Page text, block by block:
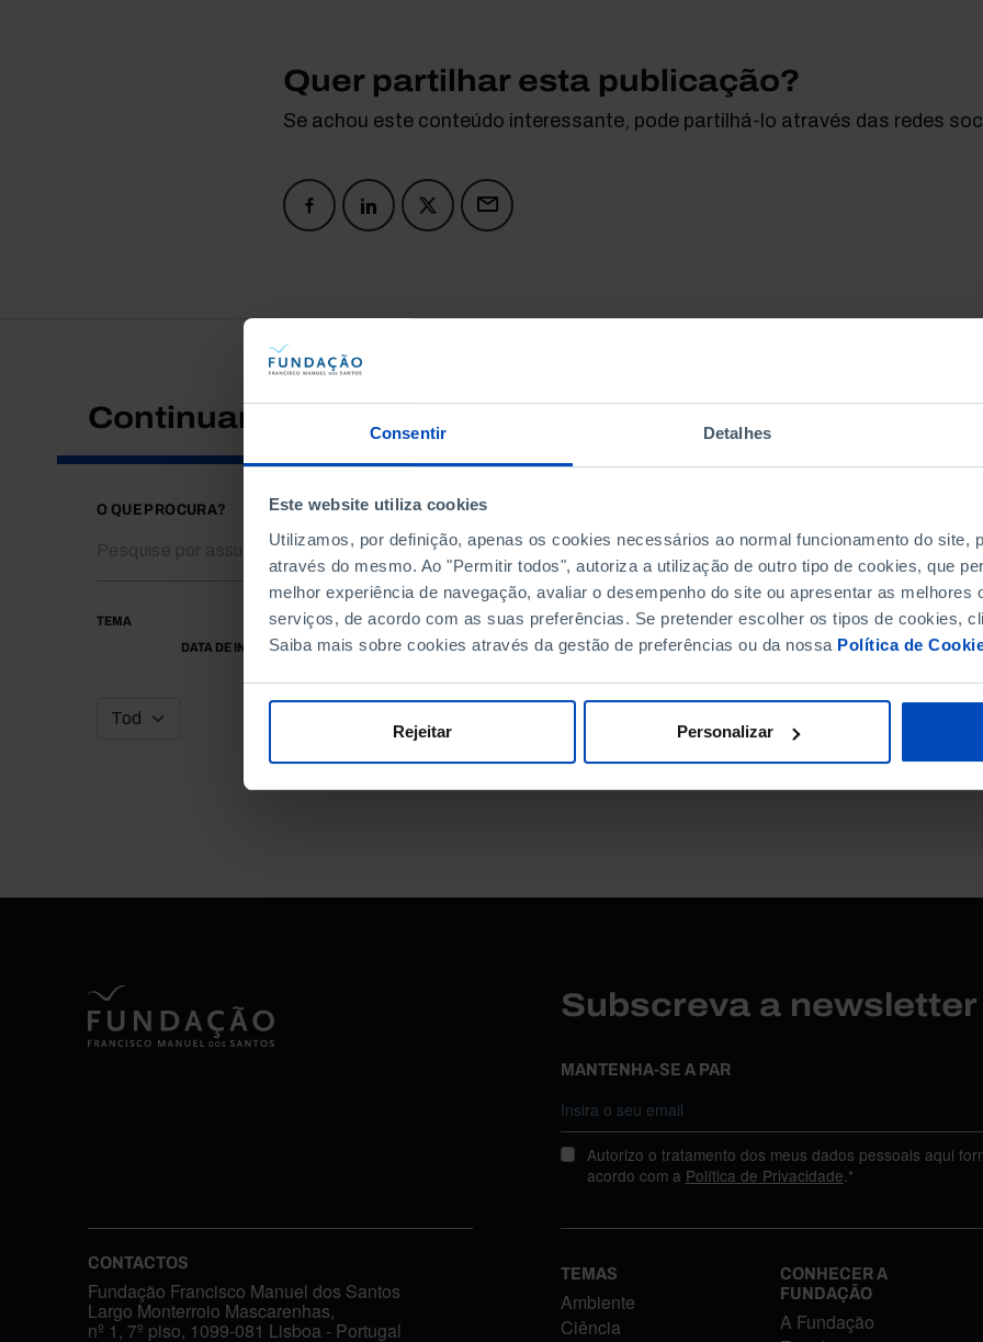
Consentir Detalhes
Este website utiliza cookies
Utilizamos, por definição, apenas os cookies necessários ao normal funcionamento do site,
através do mesmo. Ao "Permitir todos", autoriza a utilização de outro tipo de cookies, que
melhor experiência de navegação, avaliar o desempenho do site ou apresentar as melhores
serviços, de acordo com as suas preferências. Se pretender escolher os tipos de cookies,
Saiba mais sobre cookies através da gestão de preferências ou da nossa Política de
Rejeitar Personalizar
Quer partilhar esta publicação?
Se achou este conteúdo interessante, pode partilhá-lo através das redes
Continuar a pesquisar
O QUE PROCURA?
TEMA
DATA DE INÍCIO
DATA DE FIM
Subscreva a
MANTENHA-SE A PAR
Autorizo o tratamento dos meus dados pessoais aqui
acordo com a Política de Privacidade.*
CONTACTOS
Fundação Francisco Manuel dos Santos
Largo Monterroio Mascarenhas,
nº 1, 7º piso, 1099-081 Lisboa - Portugal
TEMAS
Ambiente
Ciência
CONHECER A
FUNDAÇÃO
A Fundação